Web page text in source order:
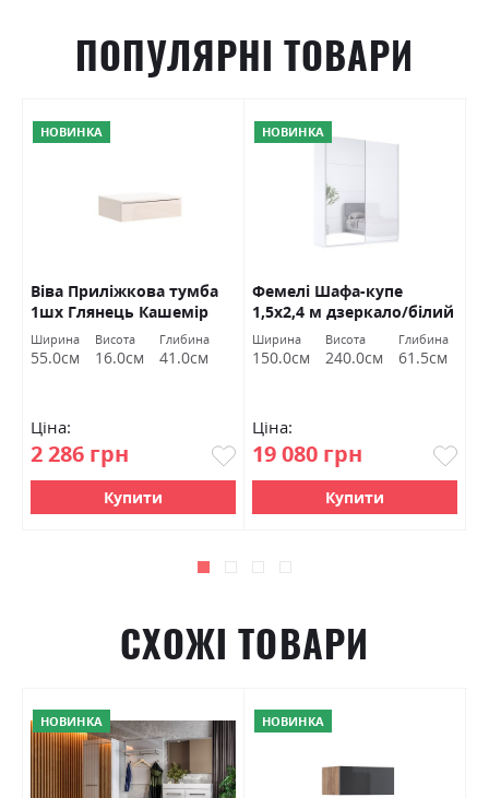
ПОПУЛЯРНІ ТОВАРИ
НОВИНКА
Віва Приліжкова тумба
1шх Глянець Кашемір
Міромарк
Ширина
55.0см
Висота
16.0см
Глибина
41.0см
Ціна:
2 286 грн
Купити
НОВИНКА
Фемелі Шафа-купе
1,5х2,4 м дзеркало/білий
глянець Міромарк
Ширина
150.0см
Висота
240.0см
Глибина
61.5см
Ціна:
19 080 грн
Купити
СХОЖІ ТОВАРИ
НОВИНКА НОВИНКА